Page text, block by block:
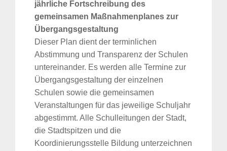
jährliche Fortschreibung des
gemeinsamen Maßnahmenplanes zur
Übergangsgestaltung
Dieser Plan dient der terminlichen
Abstimmung und Transparenz der Schulen
untereinander. Es werden alle Termine zur
Übergangsgestaltung der einzelnen
Schulen sowie die gemeinsamen
Veranstaltungen für das jeweilige Schuljahr
abgestimmt. Alle Schulleitungen der Stadt,
die Stadtspitzen und die
Koordinierungsstelle Bildung unterzeichnen